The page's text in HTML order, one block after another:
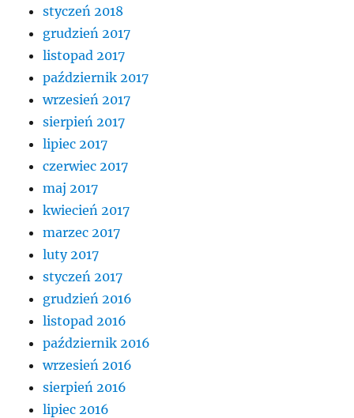
styczeń 2018
grudzień 2017
listopad 2017
październik 2017
wrzesień 2017
sierpień 2017
lipiec 2017
czerwiec 2017
maj 2017
kwiecień 2017
marzec 2017
luty 2017
styczeń 2017
grudzień 2016
listopad 2016
październik 2016
wrzesień 2016
sierpień 2016
lipiec 2016